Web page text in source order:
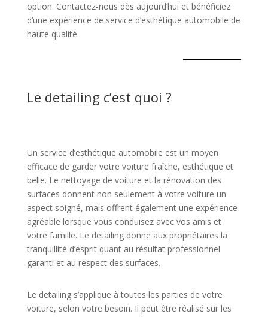
option. Contactez-nous dès aujourd’hui et bénéficiez
d’une expérience de service d’esthétique automobile de
haute qualité.
Le detailing c’est quoi ?
Un service d’esthétique automobile est un moyen
efficace de garder votre voiture fraîche, esthétique et
belle. Le nettoyage de voiture et la rénovation des
surfaces donnent non seulement à votre voiture un
aspect soigné, mais offrent également une expérience
agréable lorsque vous conduisez avec vos amis et
votre famille. Le detailing donne aux propriétaires la
tranquillité d’esprit quant au résultat professionnel
garanti et au respect des surfaces.
Le detailing s’applique à toutes les parties de votre
voiture, selon votre besoin. Il peut être réalisé sur les